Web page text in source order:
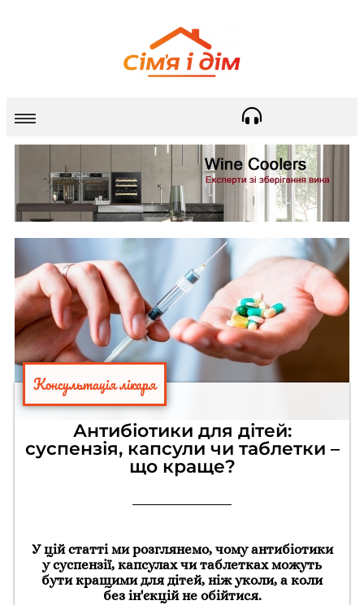
Консультація лікаря
Антибіотики для дітей:
суспензія, капсули чи таблетки –
що краще?
У цій статті ми розглянемо, чому антибіотики
у суспензії, капсулах чи таблетках можуть
бути кращими для дітей, ніж уколи, а коли
без ін'єкцій не обійтися.